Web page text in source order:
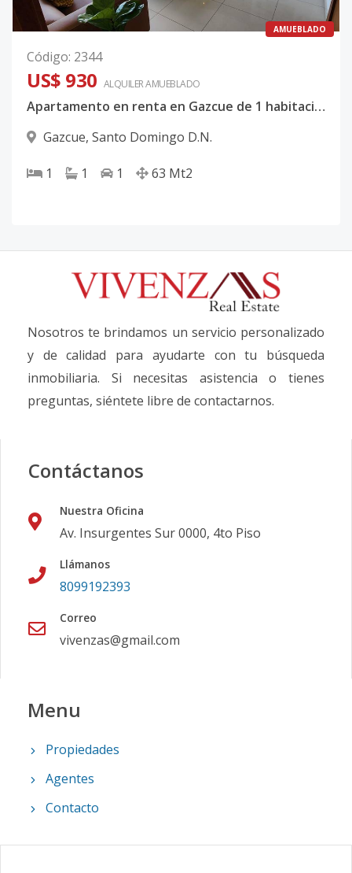
AMUEBLADO
Código: 2344
US$ 930 ALQUILERAMUEBLADO
Apartamento en renta en Gazcue de 1 habitacion
Gazcue, Santo Domingo D.N.
1 1 1 63 Mt2
Nosotros te brindamos un servicio personalizado
y de calidad para ayudarte con tu búsqueda
inmobiliaria. Si necesitas asistencia o tienes
preguntas, siéntete libre de contactarnos.
Contáctanos
Nuestra Oficina
Av. Insurgentes Sur 0000, 4to Piso
Llámanos
8099192393
Correo
vivenzas@gmail.com
Menu
Propiedades
Agentes
Contacto